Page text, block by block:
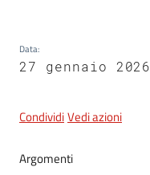
line
argomenti
Data:
27 gennaio 2026
CondividiVedi azioni
Argomenti